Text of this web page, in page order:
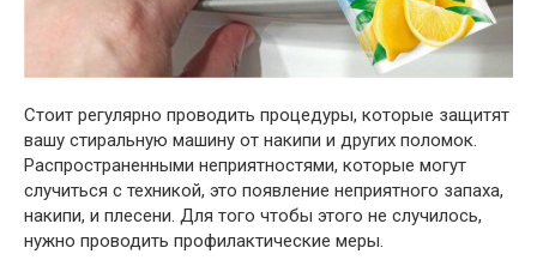
Стоит регулярно проводить процедуры, которые защитят
вашу стиральную машину от накипи и других поломок.
Распространенными неприятностями, которые могут
случиться с техникой, это появление неприятного запаха,
накипи, и плесени. Для того чтобы этого не случилось,
нужно проводить профилактические меры.